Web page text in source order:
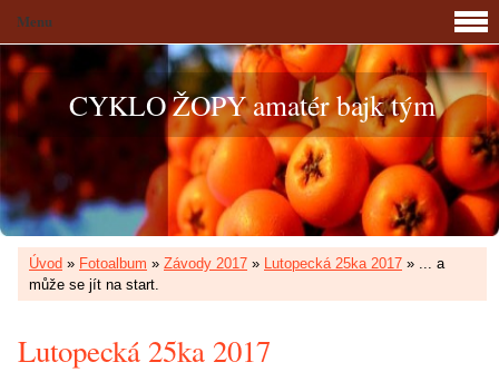
CYKLO ŽOPY amatér bajk tým
Úvod » Fotoalbum » Závody 2017 » Lutopecká 25ka 2017 » ... a
může se jít na start.
Lutopecká 25ka 2017
Menu